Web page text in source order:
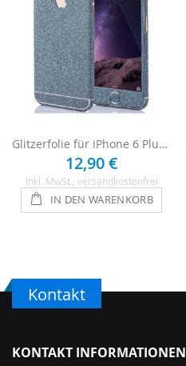
Glitzerfolie für iPhone 6 Plus / 6s Plus - Blau
12,90 €
Inkl. MwSt. , versandkostenfrei
IN DEN WARENKORB
Kontakt
KONTAKT INFORMATIONEN